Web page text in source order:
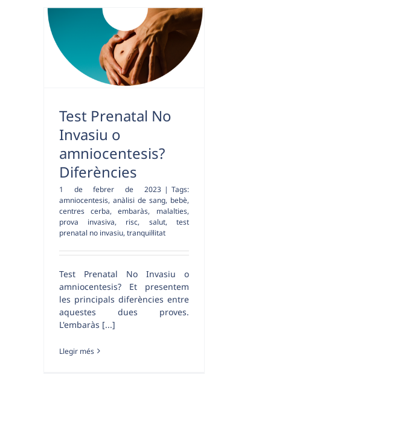
Test Prenatal No
Invasiu o
amniocentesis?
Diferències
1 de febrer de 2023 | Tags:
amniocentesis, anàlisi de sang, bebè,
centres cerba,embaràs, malalties,
prova invasiva, risc, salut, test
prenatal no invasiu, tranquil·litat
Test Prenatal No Invasiu o
amniocentesis? Et presentem
les principals diferències entre
aquestes dues proves.
L'embaràs [...]
Llegir més